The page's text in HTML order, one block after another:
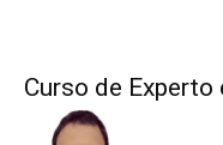
Curso de